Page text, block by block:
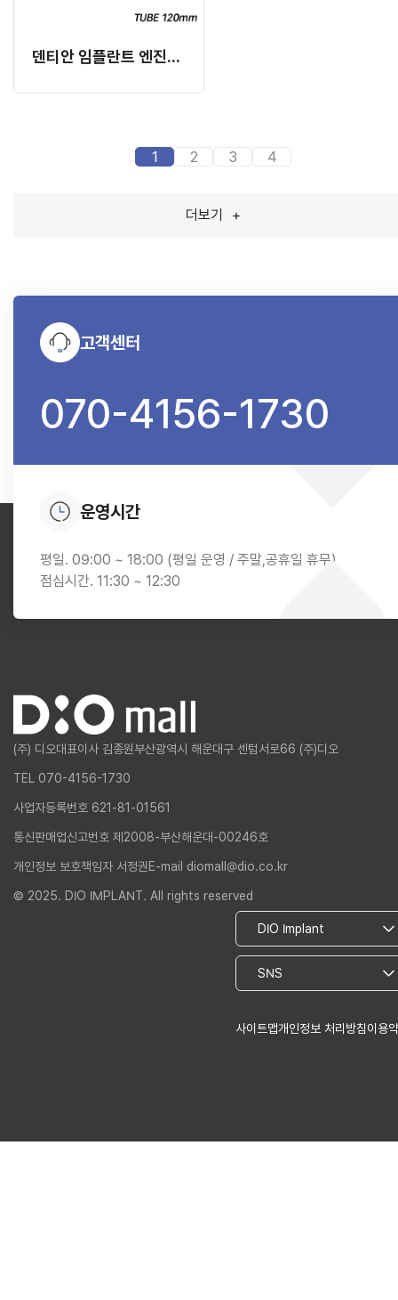
덴티안 임플란트 엔진용 일리게이션 튜브 D Type (오토클레이브 가능)
1 2 3 4
더보기 +
고객센터
070-4156-1730
운영시간
평일. 09:00 ~ 18:00 (평일 운영 / 주말,공휴일 휴무)
점심시간. 11:30 ~ 12:30
(주) 디오대표이사 김종원부산광역시 해운대구 센텀서로66 (주)디오
TEL 070-4156-1730
사업자등록번호 621-81-01561
통신판매업신고번호 제2008-부산해운대-00246호
개인정보 보호책임자 서정권 E-mail diomall@dio.co.kr
© 2025. DIO IMPLANT. All rights reserved
사이트맵개인정보 처리방침이용